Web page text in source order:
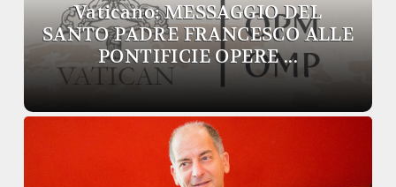
Vaticano: MESSAGGIO DEL
SANTO PADRE FRANCESCO ALLE
PONTIFICIE OPERE ...